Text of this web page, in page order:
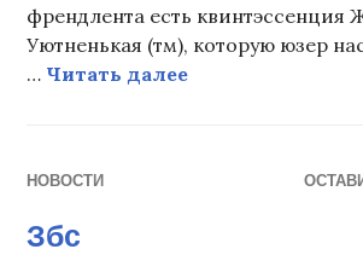
френдлента есть квинтэссенция
Уютненькая (тм), которую юзер
… Читать далееК психозу дня
НОВОСТИ
Збс